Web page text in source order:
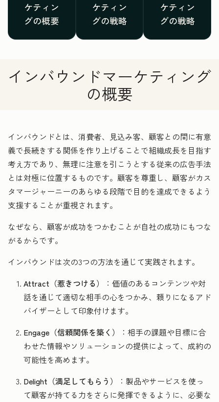
ケティン
グの概要
ケティン
グの戦略
ケティン
グの戦略
インバウンドマーケティング
の概要
インバウンドとは、消費者、見込み客、顧客との間に有意
義で長続きする関係を作り上げることで組織成長を目指す
考え方であり、無理に注意を引こうとする従来の広告手法
とは対極に位置するものです。顧客を尊重し、顧客がカス
タマージャーニーのあらゆる段階で目的を達成できるよう
支援することが重視されます。
なぜなら、顧客が成功をつかむことが自社の成功にもつな
がるからです。
インバウンドは次の3つの方法を通じて実践されます。
Attract（惹きつける）
：価値のあるコンテンツや対
話を通じて適切な相手の心をつかみ、頼りになるアド
バイザーとして印象付けます。
Engage（信頼関係を築く）
：相手の課題や目標に合
わせた情報やソリューションの提供によって、成約の
可能性を高めます。
Delight（満足してもらう）
：製品やサービスを使っ
て顧客が持てる力をさらに発揮できるように、必要な